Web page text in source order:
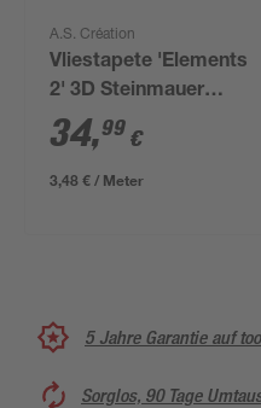
A.S. Création
Vliestapete 'Elements
2' 3D Steinmauer
beige/creme 0,53 x
10,05 m
34,99 €
3,48 € / Meter
5 Jahre Garantie auf
Sorglos, 90 Tage